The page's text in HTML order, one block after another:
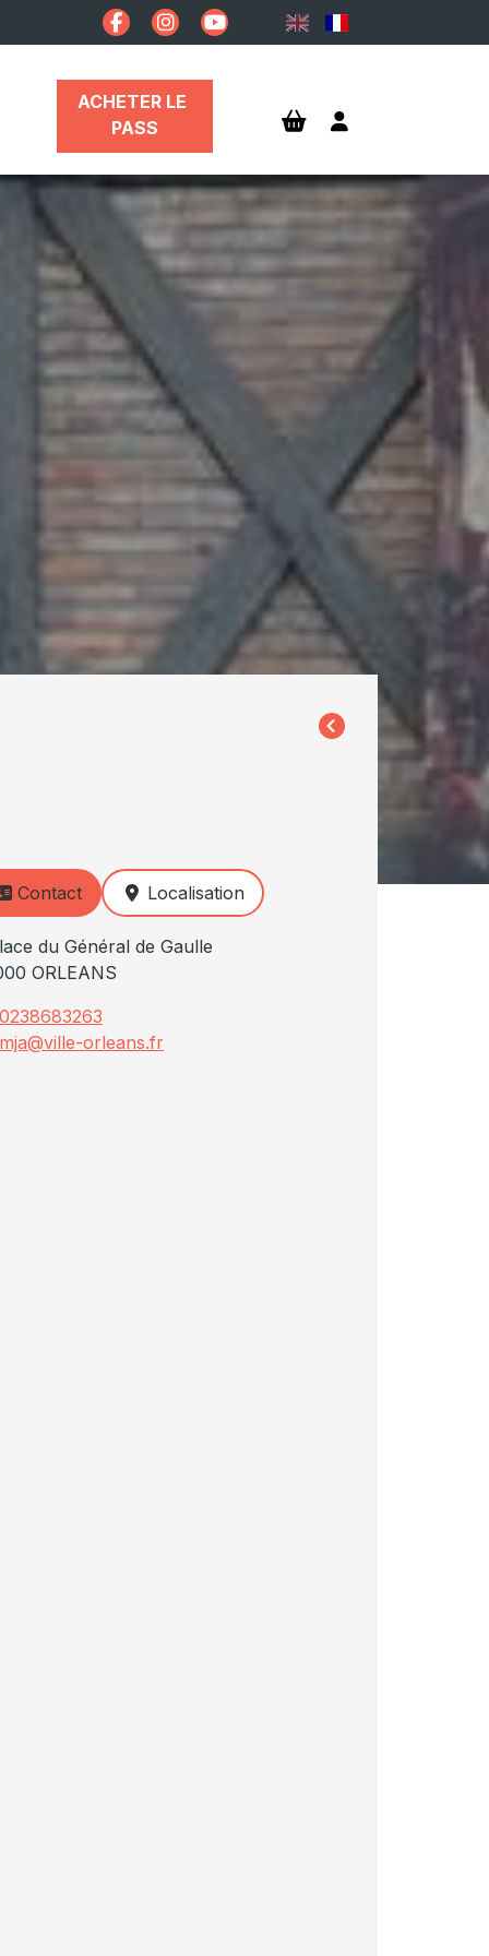
ACHETER LE
PASS
Contact Localisation
du Général de Gaulle
ORLEANS
0238683263
mja@ville-orleans.fr